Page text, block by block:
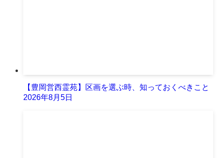
【豊岡営西霊苑】区画を選ぶ時、知っておくべきこと
2026年8月5日